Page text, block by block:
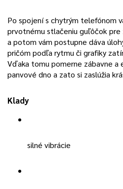
Po spojení s chytrým telefónom
prvotnému stlačeniu guľôčok
a potom vám postupne dáva
pričóm podľa rytmu či grafiky
Vďaka tomu pomerne zábavne
panvové dno a zato si zaslúžia
Klady
silné vibrácie